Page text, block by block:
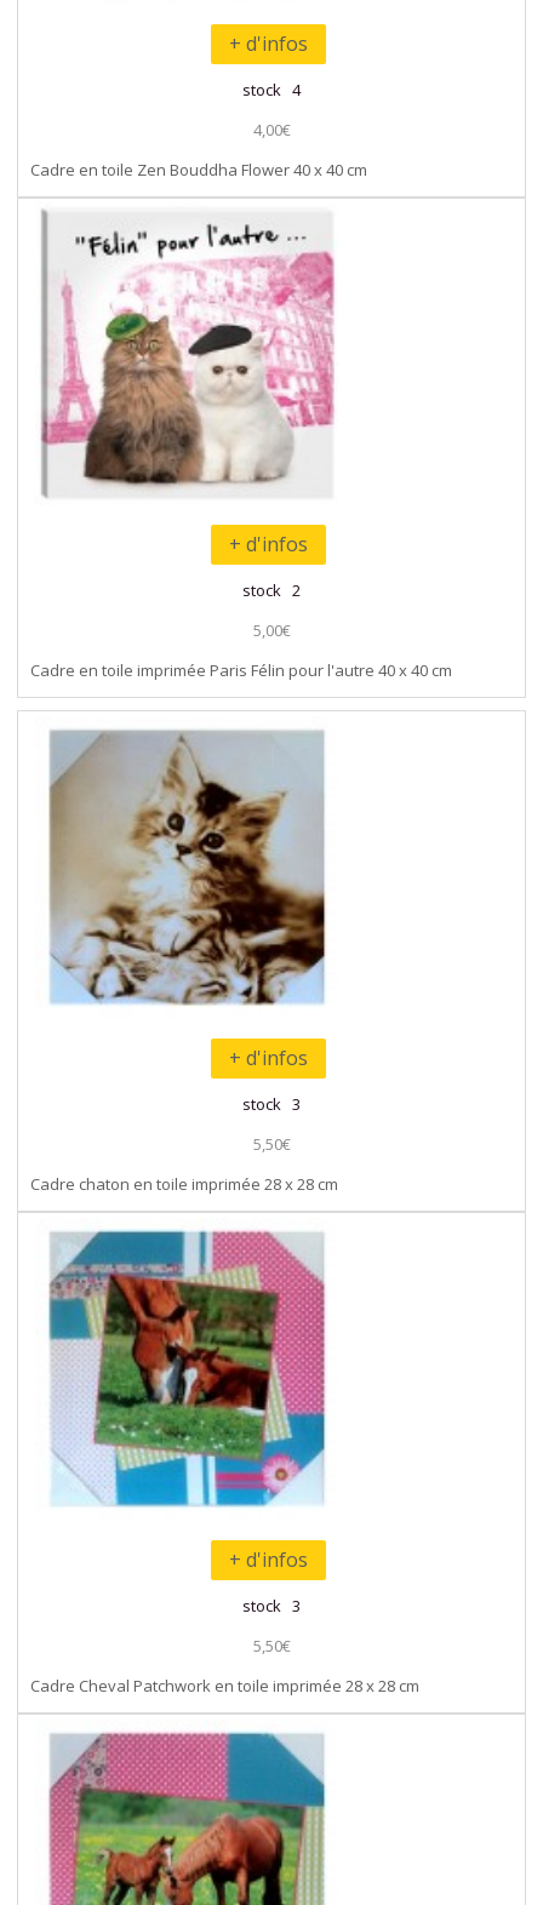
+ d'infos
stock 4
4,00€
Cadre en toile Zen Bouddha Flower 40 x 40 cm
+ d'infos
stock 2
5,00€
Cadre en toile imprimée Paris Félin pour l'autre 40 x 40 cm
+ d'infos
stock 3
5,50€
Cadre chaton en toile imprimée 28 x 28 cm
+ d'infos
stock 3
5,50€
Cadre Cheval Patchwork en toile imprimée 28 x 28 cm